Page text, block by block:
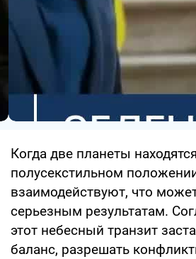
Когда две планеты
полусекстильном
взаимодействуют, что
серьезным результатам.
этот небесный транзит
баланс, разрешать